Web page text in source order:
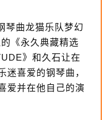
琴曲龙猫乐队梦幻
《永久典藏精选
》和久石让在
迷喜爱的钢琴曲，
爱并在他自己的演